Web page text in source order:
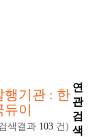
행기관 : 한
듀이
색결과 103 건)
연
관
검
색